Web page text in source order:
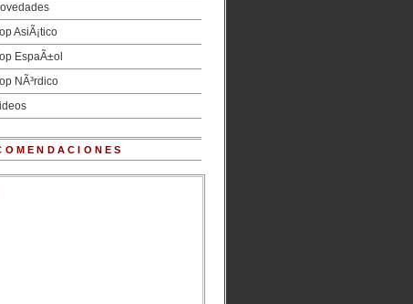
AsiÃ¡tico
EspaÃ±ol
NÃ³rdico